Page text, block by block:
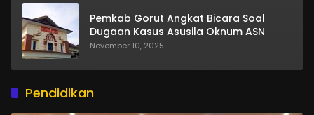
Pemkab Gorut Angkat Bicara Soal
Dugaan Kasus Asusila Oknum ASN
November 10, 2025
Pendidikan